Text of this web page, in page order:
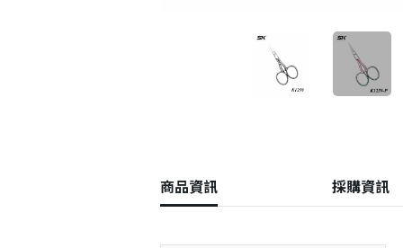
商品資訊 採購資訊